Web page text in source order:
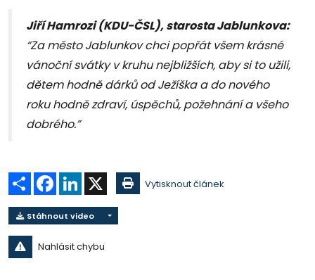
Jiří Hamrozi (KDU-ČSL), starosta Jablunkova:
“Za město Jablunkov chci popřát všem krásné
vánoční svátky v kruhu nejbližších, aby si to užili,
dětem hodně dárků od Ježíška a do nového
roku hodně zdraví, úspěchů, požehnání a všeho
dobrého.”
Sdílet Facebook
LinkedIn Vytisknout článek
Stáhnout video
Nahlásit chybu